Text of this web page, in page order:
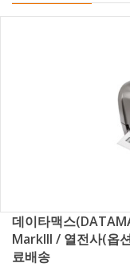
데이타맥스
MarkIII / 열전사(옵
료배송